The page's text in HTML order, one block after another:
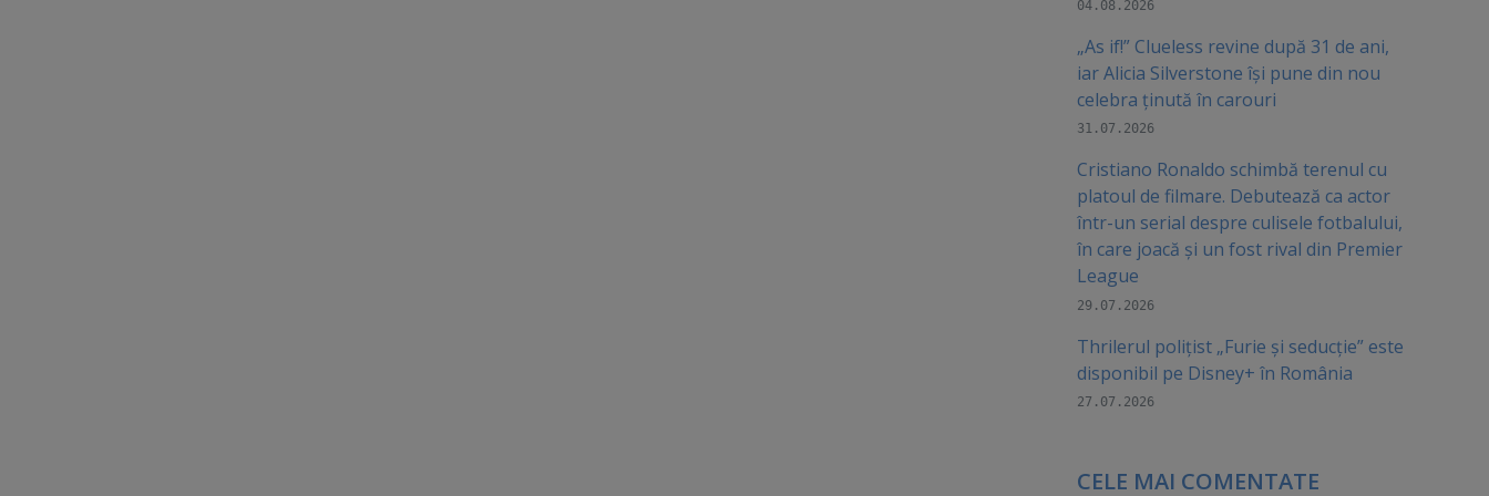
04.08.2026
„As if!” Clueless revine după 31 de ani,
iar Alicia Silverstone își pune din nou
celebra ținută în carouri
31.07.2026
Cristiano Ronaldo schimbă terenul cu
platoul de filmare. Debutează ca actor
într-un serial despre culisele fotbalului,
în care joacă şi un fost rival din Premier
League
29.07.2026
Thrilerul polițist „Furie și seducție” este
disponibil pe Disney+ în România
27.07.2026
CELE MAI COMENTATE